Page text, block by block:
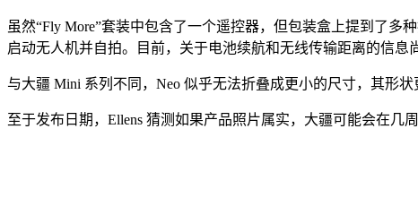
虽然“Fly More”套装中包含了一个遥控器，但包装盒上提到了
启动无人机并自拍。目前，关于电池续航和无线传输距离的信息
与大疆 Mini 系列不同，Neo 似乎无法折叠成更小的尺寸，其形
至于发布日期，Ellens 猜测如果产品照片属实，大疆可能会在几周